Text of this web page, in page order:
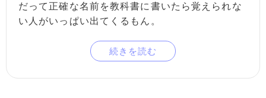
だって正確な名前を教科書に書いたら覚えられな
い人がいっぱい出てくるもん。
続きを読む